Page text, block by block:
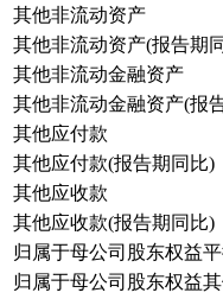
其他非流动资产
其他非流动资产(报告期
其他非流动金融资产
其他非流动金融资产(报
其他应付款
其他应付款(报告期同比)
其他应收款
其他应收款(报告期同比)
归属于母公司股东权益平
归属于母公司股东权益其